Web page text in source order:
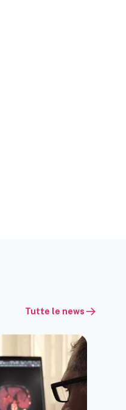
Tutte le news